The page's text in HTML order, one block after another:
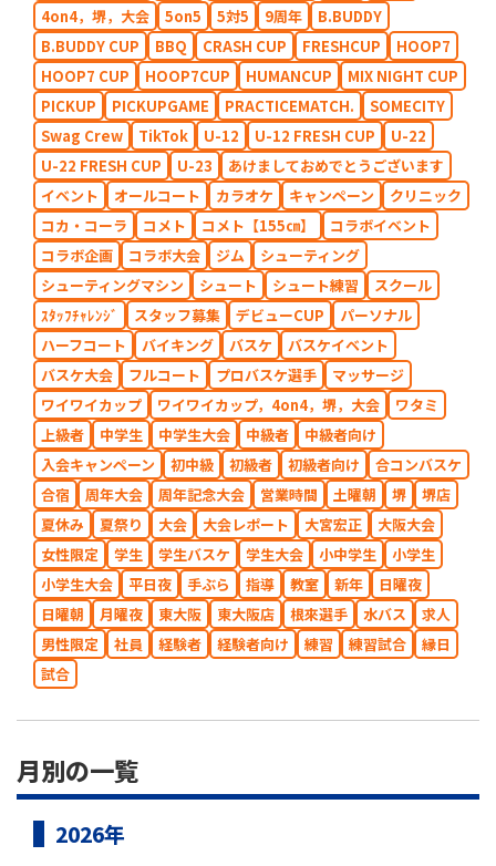
4on4，堺，大会 5on5 5対5 9周年
B.BUDDY
B.BUDDY CUP
BBQ CRASH CUP FRESHCUP
HOOP7
HOOP7 CUP
HOOP7CUP HUMANCUP
MIX NIGHT CUP
PICKUP
PICKUPGAME PRACTICEMATCH.
SOMECITY
Swag Crew
TikTok U-12 U-12 FRESH CUP
U-22
U-22 FRESH CUP
U-23
あけましておめでとうございます
イベント
オールコート カラオケ キャンペーン
クリニック
コカ・コーラ
コメト コメト【155㎝】
コラボイベント
コラボ企画
コラボ大会 ジム
シューティング
シューティングマシン
シュート シュート練習
スクール
ｽﾀｯﾌﾁｬﾚﾝｼﾞ
スタッフ募集 デビューCUP
パーソナル
ハーフコート
バイキング バスケ
バスケイベント
バスケ大会
フルコート プロバスケ選手
マッサージ
ワイワイカップ
ワイワイカップ，4on4，堺，大会
ワタミ
上級者
中学生 中学生大会 中級者
中級者向け
入会キャンペーン
初中級 初級者 初級者向け
合コンバスケ
合宿
周年大会 周年記念大会 営業時間 土曜朝 堺
堺店
夏休み
夏祭り 大会 大会レポート 大宮宏正
大阪大会
女性限定
学生 学生バスケ 学生大会 小中学生
小学生
小学生大会
平日夜 手ぶら 指導 教室 新年
日曜夜
日曜朝
月曜夜 東大阪 東大阪店 根來選手 水バス
求人
男性限定
社員 経験者 経験者向け 練習 練習試合
縁日
試合
月別の一覧
2026年